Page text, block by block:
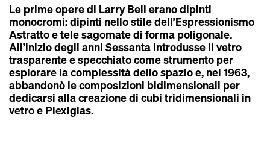
Le prime opere di Larry Bell erano dipinti
monocromi: dipinti nello stile dell’Espressionismo
Astratto e tele sagomate di forma poligonale.
All’inizio degli anni Sessanta introdusse il vetro
trasparente e specchiato come strumento per
esplorare la complessità dello spazio e, nel 1963,
abbandonò le composizioni bidimensionali per
dedicarsi alla creazione di cubi tridimensionali in
vetro e Plexiglas.